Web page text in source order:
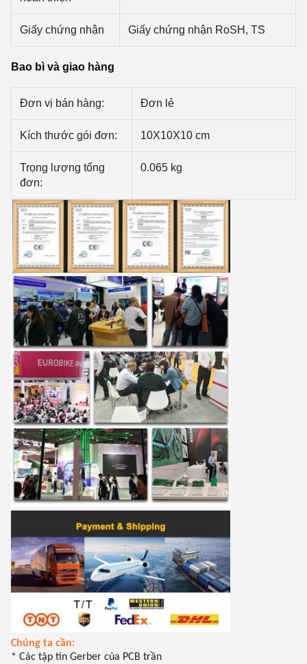
Giấy chứng nhận Giấy chứng nhận RoSH, TS
Bao bì và giao hàng
Đơn vị bán hàng: Đơn lẻ
Kích thước gói đơn: 10X10X10 cm
Trọng lượng tổng
đơn:
0.065 kg
Chúng ta cần:
* Các tập tin Gerber của PCB trần